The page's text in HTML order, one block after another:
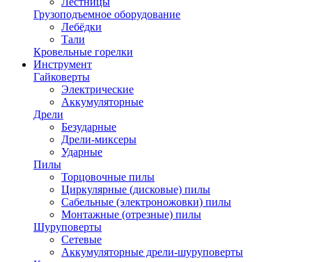
Грузоподъемное оборудование
Лебёдки
Тали
Кровельные горелки
Инструмент
Гайковерты
Электрические
Аккумуляторные
Дрели
Безударные
Дрели-миксеры
Ударные
Пилы
Торцовочные пилы
Циркулярные (дисковые) пилы
Сабельные (электроножовки) пилы
Монтажные (отрезные) пилы
Шуруповерты
Сетевые
Аккумуляторные дрели-шуруповерты